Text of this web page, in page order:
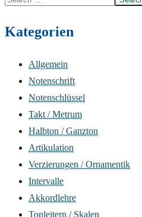
Kategorien
Allgemein
Notenschrift
Notenschlüssel
Takt / Metrum
Halbton / Ganzton
Artikulation
Verzierungen / Ornamentik
Intervalle
Akkordlehre
Tonleitern / Skalen